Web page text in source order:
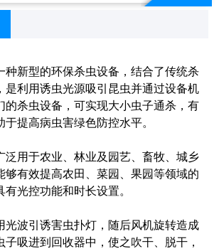
种新型的环保杀虫设备，结合了传统杀
是利用诱虫光源吸引昆虫并通过设备机
的杀虫设备，可实现大小虫子通杀，有
提高病虫害绿色防控水平。
泛用于农业、林业及园艺、畜牧、城乡
够有效提高农田、菜园、果园等领域的
光控功能和时长设置。
光波引诱害虫扑灯，随后风机旋转造成
子吸进到回收器中，使之吹干、脱干，